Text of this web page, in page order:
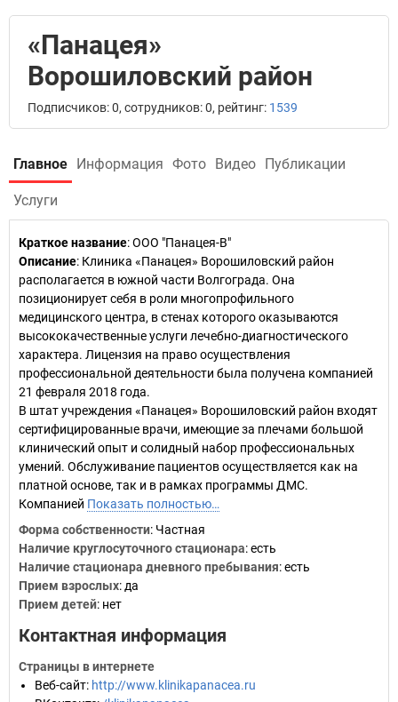
«Панацея»
Ворошиловский район
Подписчиков: 0, сотрудников: 0, рейтинг: 1539
Главное Информация Фото Видео Публикации
Услуги
Краткое название:ООО "Панацея-В"
Описание: Клиника «Панацея» Ворошиловский район
располагается в южной части Волгограда. Она
позиционирует себя в роли многопрофильного
медицинского центра, в стенах которого оказываются
высококачественные услуги лечебно-диагностического
характера. Лицензия на право осуществления
профессиональной деятельности была получена компанией
21 февраля 2018 года.
В штат учреждения «Панацея» Ворошиловский район входят
сертифицированные врачи, имеющие за плечами большой
клинический опыт и солидный набор профессиональных
умений. Обслуживание пациентов осуществляется как на
платной основе, так и в рамках программы ДМС.
Компанией Показать полностью…
Форма собственности: Частная
Наличие круглосуточного стационара: есть
Наличие стационара дневного пребывания: есть
Прием взрослых: да
Прием детей: нет
Контактная информация
Страницы в интернете
Веб-сайт: http://www.klinikapanacea.ru